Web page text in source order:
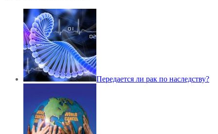
Передается ли рак по наследству?